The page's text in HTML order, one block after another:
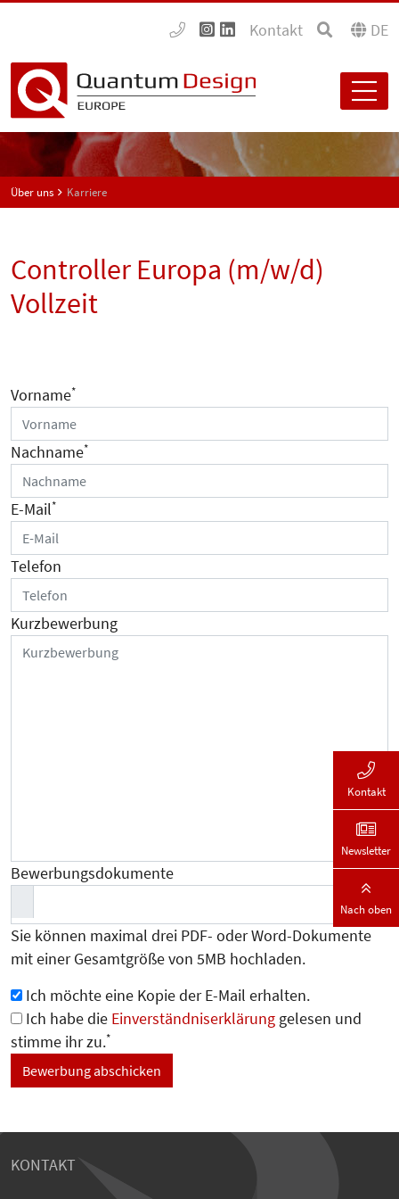
Kontakt DE
Über uns Karriere
Controller Europa (m/w/d)
Vollzeit
Vorname*
Nachname*
E-Mail*
Telefon
Kurzbewerbung
Bewerbungsdokumente
Sie können maximal drei PDF- oder Word-Dokumente
mit einer Gesamtgröße von 5MB hochladen.
Ich möchte eine Kopie der E-Mail erhalten.
Ich habe die Einverständniserklärung gelesen und
stimme ihr zu.*
KONTAKT
Kontakt
Newsletter
Nach oben